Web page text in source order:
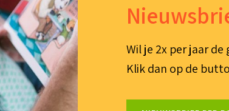
Wil je 2x per jaar
Klik dan op de